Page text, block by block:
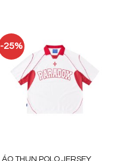
-25%
ÁO THUN POLO JERSEY